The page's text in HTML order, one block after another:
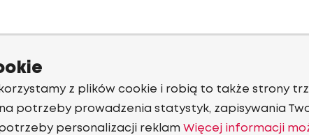
z plików cookie i robią to także strony
potrzeby prowadzenia statystyk, zapisywania
personalizacji reklam Więcej informacji